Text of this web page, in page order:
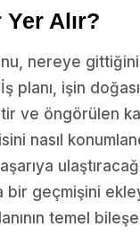
Alır?
nereye
planı, işin
ve öngörülen
nasıl
bir geçmişini
temel